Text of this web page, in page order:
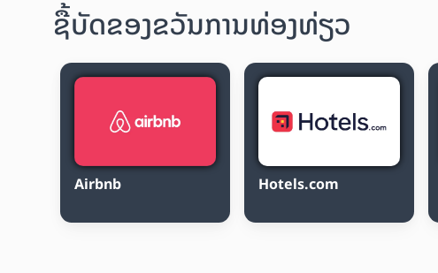
ຊື້ບັດຂອງຂວັນການທ່ອງທ່ຽວ
Airbnb Hotels.com